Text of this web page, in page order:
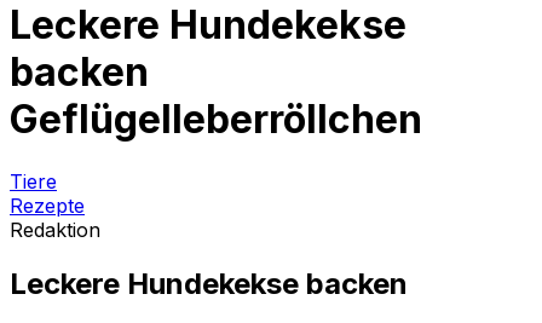
Leckere Hundekekse
backen
Geflügelleberröllchen
Tiere
Rezepte
Redaktion
Leckere Hundekekse backen